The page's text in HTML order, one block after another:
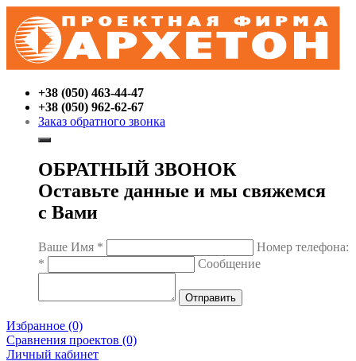
+38 (050) 463-44-47
+38 (050) 962-62-67
Заказ обратного звонка
ОБРАТНЫЙ ЗВОНОК
Оставьте данные и мы свяжемся
с Вами
Ваше Имя *
Номер телефона:
*
Сообщение
Избранное (0)
Сравнения проектов (0)
Личный кабинет